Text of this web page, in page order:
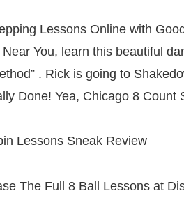
Lessons Online with
You, learn this beautiful
. Rick is going to
Done! Yea, Chicago 8
Lessons Sneak Review
The Full 8 Ball Lessons at